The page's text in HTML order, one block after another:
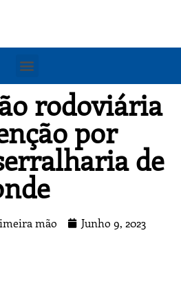
rodoviária
por
de
mão
Junho 9, 2023